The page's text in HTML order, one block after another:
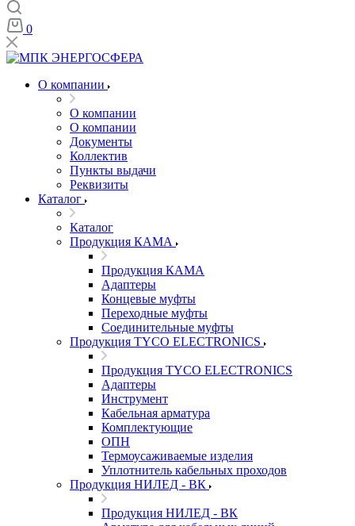
0
О компании
О компании
О компании
Документы
Коллектив
Пункты выдачи
Реквизиты
Каталог
Каталог
Продукция КАМА
Продукция КАМА
Адаптеры
Концевые муфты
Переходные муфты
Соединительные муфты
Продукция TYCO ELECTRONICS
Продукция TYCO ELECTRONICS
Адаптеры
Инструмент
Кабельная арматура
Комплектующие
ОПН
Термоусаживаемые изделия
Уплотнитель кабельных проходов
Продукция НИЛЕД - ВК
Продукция НИЛЕД - ВК